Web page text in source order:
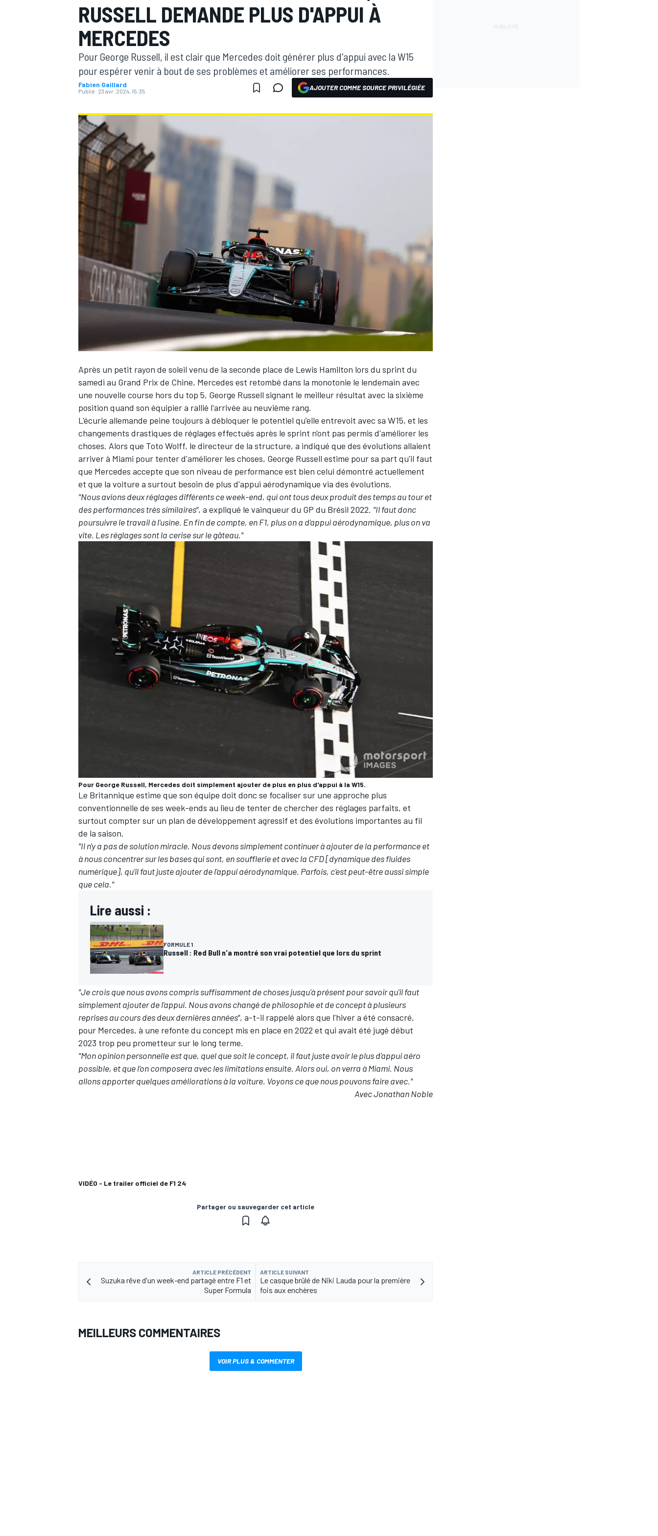
MOTOGP
WEC
AUTRES CHAMPIONNATS
RUSSELL DEMANDE PLUS D'APPUI À
MERCEDES
Pour George Russell, il est clair que Mercedes doit générer plus d'appui avec la W15
pour espérer venir à bout de ses problèmes et améliorer ses performances.
Fabien Gaillard
Publié: 23 avr. 2024, 15:35 AJOUTER COMME SOURCE PRIVILÉGIÉE
Après un petit rayon de soleil venu de la seconde place de Lewis Hamilton lors du sprint du
samedi au Grand Prix de Chine, Mercedes est retombé dans la monotonie le lendemain avec
une nouvelle course hors du top 5, George Russell signant le meilleur résultat avec la sixième
position quand son équipier a rallié l'arrivée au neuvième rang.
L'écurie allemande peine toujours à débloquer le potentiel qu'elle entrevoit avec sa W15, et les
changements drastiques de réglages effectués après le sprint n'ont pas permis d'améliorer les
choses. Alors que Toto Wolff, le directeur de la structure, a indiqué que des évolutions allaient
arriver à Miami pour tenter d'améliorer les choses, George Russell estime pour sa part qu'il faut
que Mercedes accepte que son niveau de performance est bien celui démontré actuellement
et que la voiture a surtout besoin de plus d'appui aérodynamique via des évolutions.
"Nous avions deux réglages différents ce week-end, qui ont tous deux produit des temps au tour et
des performances très similaires", a expliqué le vainqueur du GP du Brésil 2022. "Il faut donc
poursuivre le travail à l'usine. En fin de compte, en F1, plus on a d'appui aérodynamique, plus on va
vite. Les réglages sont la cerise sur le gâteau."
Pour George Russell, Mercedes doit simplement ajouter de plus en plus d'appui à la W15.
Le Britannique estime que son équipe doit donc se focaliser sur une approche plus
conventionnelle de ses week-ends au lieu de tenter de chercher des réglages parfaits, et
surtout compter sur un plan de développement agressif et des évolutions importantes au fil
de la saison.
"Il n'y a pas de solution miracle. Nous devons simplement continuer à ajouter de la performance et
à nous concentrer sur les bases qui sont, en soufflerie et avec la CFD [dynamique des fluides
numérique], qu'il faut juste ajouter de l'appui aérodynamique. Parfois, c'est peut-être aussi simple
que cela."
Lire aussi :
FORMULE 1
Russell : Red Bull n'a montré son vrai potentiel que lors du sprint
"Je crois que nous avons compris suffisamment de choses jusqu'à présent pour savoir qu'il faut
simplement ajouter de l'appui. Nous avons changé de philosophie et de concept à plusieurs
reprises au cours des deux dernières années", a-t-il rappelé alors que l'hiver a été consacré,
pour Mercedes, à une refonte du concept mis en place en 2022 et qui avait été jugé début
2023 trop peu prometteur sur le long terme.
"Mon opinion personnelle est que, quel que soit le concept, il faut juste avoir le plus d'appui aéro
possible, et que l'on composera avec les limitations ensuite. Alors oui, on verra à Miami. Nous
allons apporter quelques améliorations à la voiture. Voyons ce que nous pouvons faire avec."
Avec Jonathan Noble
VIDÉO - Le trailer officiel de F1 24
Partager ou sauvegarder cet article
ARTICLE PRÉCÉDENT
Suzuka rêve d'un week-end partagé entre F1 et
Super Formula
ARTICLE SUIVANT
Le casque brûlé de Niki Lauda pour la première
fois aux enchères
MEILLEURS COMMENTAIRES
VOIR PLUS & COMMENTER